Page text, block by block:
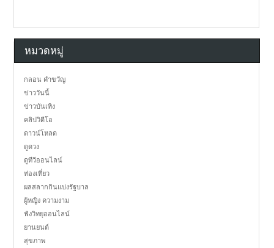
หมวดหมู่
กลอน คำขวัญ
ข่าววันนี้
ข่าวบันเทิง
คลิปวิดีโอ
ดาวน์โหลด
ดูดวง
ดูทีวีออนไลน์
ท่องเที่ยว
ผลสลากกินแบ่งรัฐบาล
ผู้หญิง ความงาม
ฟังวิทยุออนไลน์
ยานยนต์
สุขภาพ